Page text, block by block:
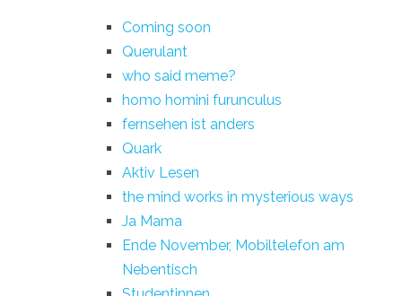
Coming soon
Querulant
who said meme?
homo homini furunculus
fernsehen ist anders
Quark
Aktiv Lesen
the mind works in mysterious ways
Ja Mama
Ende November, Mobiltelefon am
Nebentisch